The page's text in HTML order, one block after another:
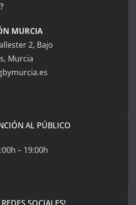
MURCIA
2, Bajo
Murcia
AL PÚBLICO
– 19:00h
SOCIALES!